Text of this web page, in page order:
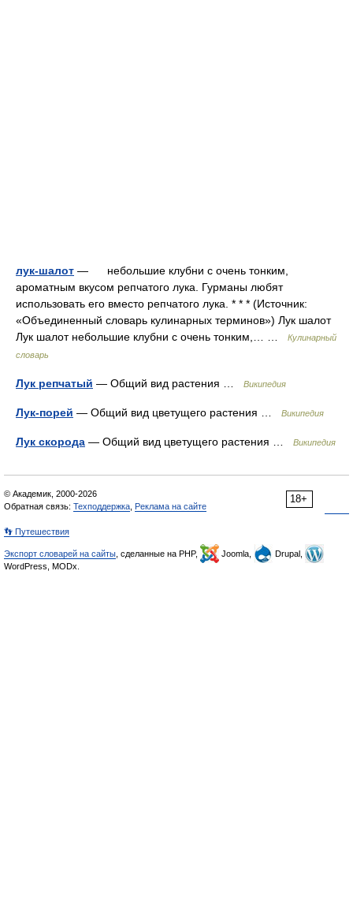
лук-шалот — небольшие клубни с очень тонким,
ароматным вкусом репчатого лука. Гурманы любят
использовать его вместо репчатого лука. * * * (Источник:
«Объединенный словарь кулинарных терминов») Лук шалот
Лук шалот небольшие клубни с очень тонким,… …
Кулинарный
словарь
Лук репчатый — Общий вид растения … Википедия
Лук-порей — Общий вид цветущего растения … Википедия
Лук скорода — Общий вид цветущего растения … Википедия
18+
© Академик, 2000-2026
Обратная связь: Техподдержка Реклама на сайте
👣 Путешествия
Экспорт словарей на сайты , сделанные на PHP, Joomla,
Drupal,
WordPress, MODx.